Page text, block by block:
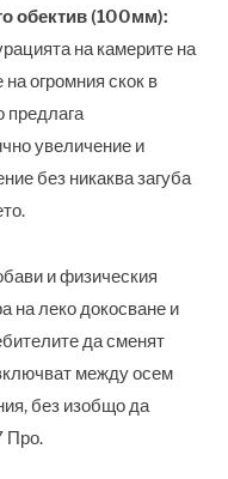
обектив (100мм):
на камерите на
огромния скок в
предлага
увеличение и
без никаква загуба
и физическия
на леко докосване и
да сменят
между осем
без изобщо да
Про.